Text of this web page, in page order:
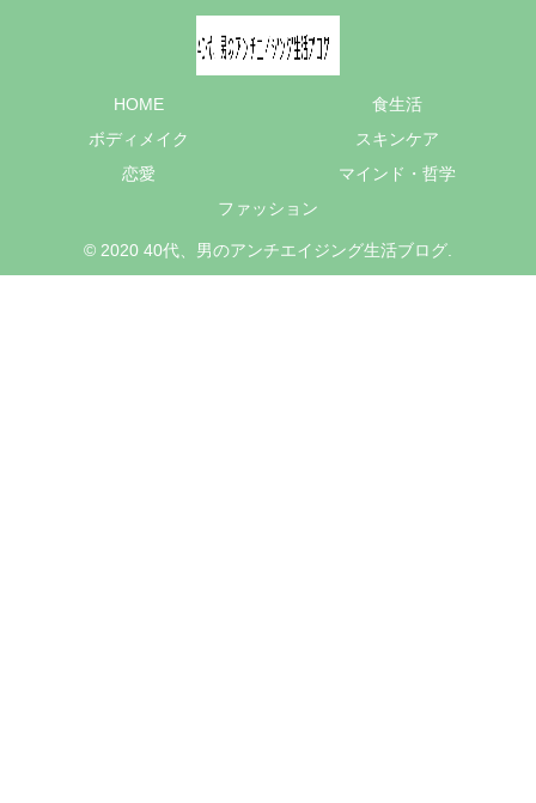
HOME
食生活
ボディメイク
スキンケア
恋愛
マインド・哲学
ファッション
© 2020 40代、男のアンチエイジング生活ブログ.